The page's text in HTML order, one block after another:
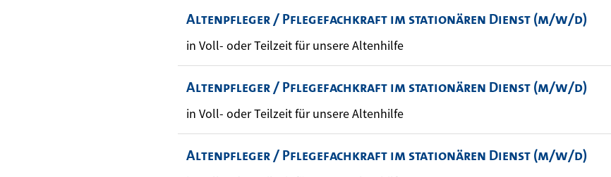
Altenpfleger / Pflegefachkraft im stationären Dienst (m/w/d)
in Voll- oder Teilzeit für unsere Altenhilfe
Altenpfleger / Pflegefachkraft im stationären Dienst (m/w/d)
in Voll- oder Teilzeit für unsere Altenhilfe
Altenpfleger / Pflegefachkraft im stationären Dienst (m/w/d)